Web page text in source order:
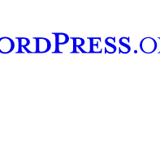
YouTube
conta no Tumblr